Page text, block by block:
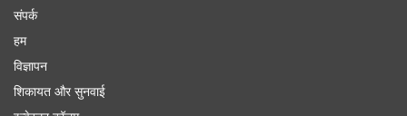
संपर्क
हम
विज्ञापन
शिकायत और सुनवाई